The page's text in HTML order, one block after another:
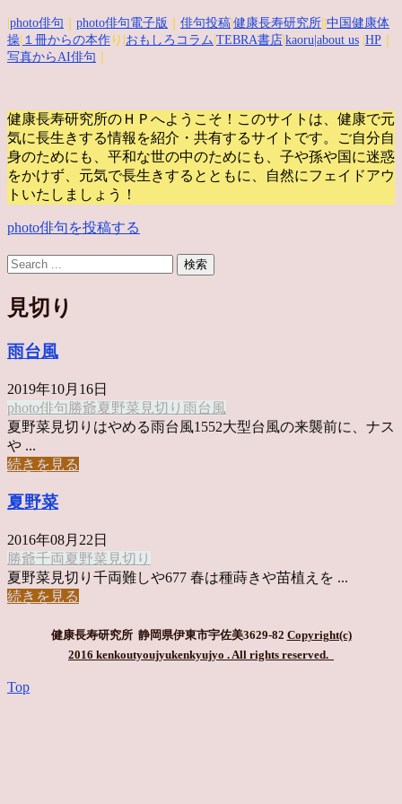
photo俳句 photo俳句電子版 俳句投稿 健康長寿研究所 中国健康体
操 １冊からの本作 り| おもしろコラム TEBRA書店 kaoru |about us HP
写真からAI俳句
健康長寿研究所のＨＰへようこそ！このサイトは、健康で元
気に長生きする情報を紹介・共有するサイトです。
ご自分自
身のためにも、平和な世の中のためにも、子や孫や国に迷惑
をかけず、元気で長生きするとともに、自然にフェイドアウ
トいたしましょう！
photo俳句を投稿する
見切り
雨台風
2019年10月16日
photo俳句 勝爺夏野菜 見切り 雨台風
夏野菜見切りはやめる雨台風1552大型台風の来襲前に、ナス
や ...
続きを見る
夏野菜
2016年08月22日
勝爺千両夏野菜 見切り
夏野菜見切り千両難しや677 春は種蒔きや苗植えを ...
続きを見る
健康長寿研究所 静岡県伊東市宇佐美3629-82 Copyright(c)
2016 kenkoutyoujyukenkyujyo . All rights reserved.
Top